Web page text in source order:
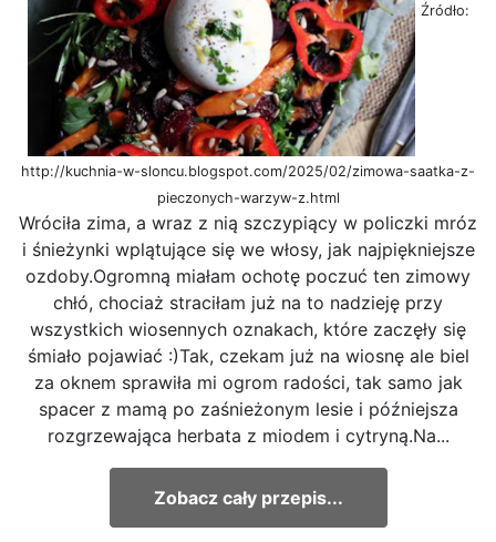
Źródło:
http://kuchnia-w-sloncu.blogspot.com/2025/02/zimowa-saatka-z-
pieczonych-warzyw-z.html
Wróciła zima, a wraz z nią szczypiący w policzki mróz
i śnieżynki wplątujące się we włosy, jak najpiękniejsze
ozdoby.Ogromną miałam ochotę poczuć ten zimowy
chłó, chociaż straciłam już na to nadzieję przy
wszystkich wiosennych oznakach, które zaczęły się
śmiało pojawiać :)Tak, czekam już na wiosnę ale biel
za oknem sprawiła mi ogrom radości, tak samo jak
spacer z mamą po zaśnieżonym lesie i późniejsza
rozgrzewająca herbata z miodem i cytryną.Na...
Zobacz cały przepis...